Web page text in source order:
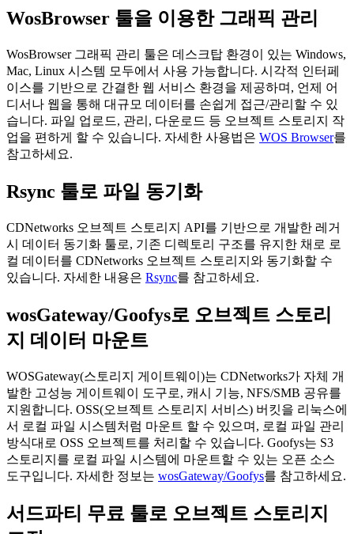
WosBrowser 툴을 이용한 그래픽 관리
WosBrowser 그래픽 관리 툴은 데스크탑 환경이 있는 Windows,
Mac, Linux 시스템 모두에서 사용 가능합니다. 시각적 인터페
이스를 기반으로 간결한 웹 서비스 환경을 제공하며, 언제 어
디서나 웹을 통해 대규모 데이터를 손쉽게 접근/관리할 수 있
습니다. 파일 업로드, 관리, 다운로드 등 오브젝트 스토리지 작
업을 편하게 할 수 있습니다. 자세한 사용법은 WOS Browser를
참고하세요.
Rsync 툴로 파일 동기화
CDNetworks 오브젝트 스토리지 API를 기반으로 개발한 레거
시 데이터 동기화 툴로, 기존 디렉토리 구조를 유지한 채로 로
컬 데이터를 CDNetworks 오브젝트 스토리지와 동기화할 수
있습니다. 자세한 내용은 Rsync를 참고하세요.
wosGateway/Goofys로 오브젝트 스토리
지 데이터 마운트
WOSGateway(스토리지 게이트웨이)는 CDNetworks가 자체 개
발한 고성능 게이트웨이 도구로, 캐시 기능, NFS/SMB 공유를
지원합니다. OSS(오브젝트 스토리지 서비스) 버킷을 리눅스에
서 로컬 파일 시스템처럼 마운트 할 수 있으며, 로컬 파일 관리
방식대로 OSS 오브젝트를 처리할 수 있습니다. Goofys는 S3
스토리지를 로컬 파일 시스템에 마운트할 수 있는 오픈 소스
도구입니다. 자세한 정보는 wosGateway/Goofys를 참고하세요.
서드파티 무료 툴로 오브젝트 스토리지